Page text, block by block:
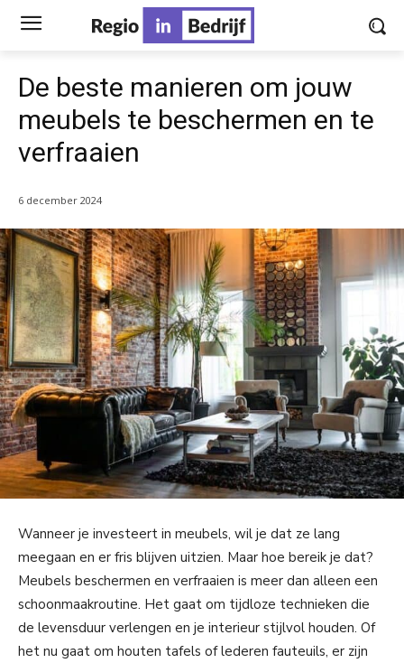
De beste manieren om jouw
meubels te beschermen en te
verfraaien
6 december 2024
Wanneer je investeert in meubels, wil je dat ze lang
meegaan en er fris blijven uitzien. Maar hoe bereik je dat?
Meubels beschermen en verfraaien is meer dan alleen een
schoonmaakroutine. Het gaat om tijdloze technieken die
de levensduur verlengen en je interieur stijlvol houden. Of
het nu gaat om houten tafels of lederen fauteuils, er zijn